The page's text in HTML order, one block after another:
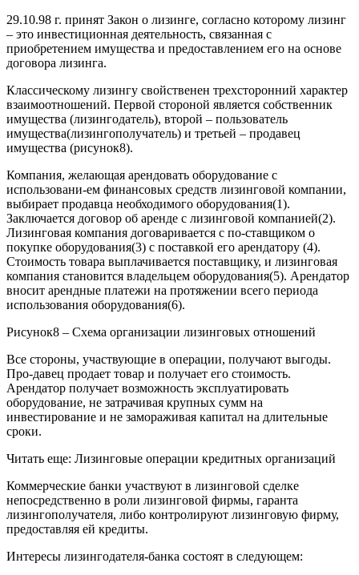
29.10.98 г. принят Закон о лизинге, согласно которому лизинг
– это инвестиционная деятельность, связанная с
приобретением имущества и предоставлением его на основе
договора лизинга.
Классическому лизингу свойственен трехсторонний характер
взаимоотношений. Первой стороной является собственник
имущества (лизингодатель), второй – пользователь
имущества(лизингополучатель) и третьей – продавец
имущества (рисунок8).
Компания, желающая арендовать оборудование с
использовани-ем финансовых средств лизинговой компании,
выбирает продавца необходимого оборудования(1).
Заключается договор об аренде с лизинговой компанией(2).
Лизинговая компания договаривается с по-ставщиком о
покупке оборудования(3) с поставкой его арендатору (4).
Стоимость товара выплачивается поставщику, и лизинговая
компания становится владельцем оборудования(5). Арендатор
вносит арендные платежи на протяжении всего периода
использования оборудования(6).
Рисунок8 – Схема организации лизинговых отношений
Все стороны, участвующие в операции, получают выгоды.
Про-давец продает товар и получает его стоимость.
Арендатор получает возможность эксплуатировать
оборудование, не затрачивая крупных сумм на
инвестирование и не замораживая капитал на длительные
сроки.
Читать еще: Лизинговые операции кредитных организаций
Коммерческие банки участвуют в лизинговой сделке
непосредственно в роли лизинговой фирмы, гаранта
лизингополучателя, либо контролируют лизинговую фирму,
предоставляя ей кредиты.
Интересы лизингодателя-банка состоят в следующем: